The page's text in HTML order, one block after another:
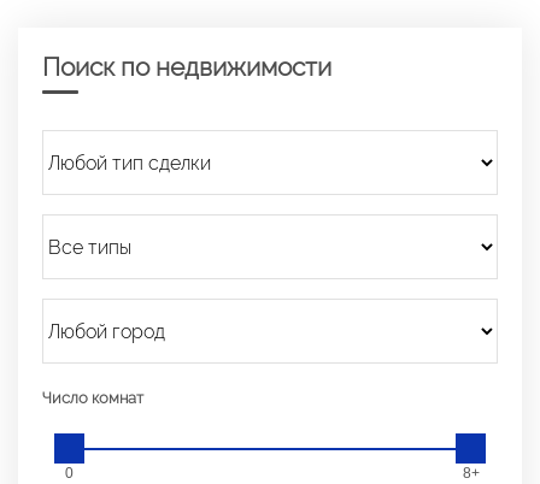
Поиск по недвижимости
Число комнат
0 8+